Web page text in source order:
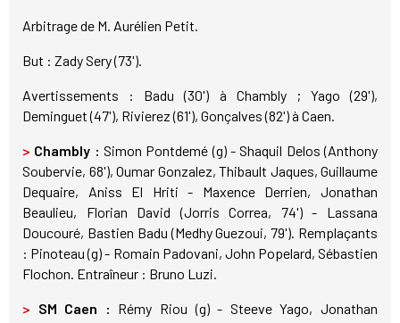
Arbitrage de M. Aurélien Petit.
But : Zady Sery (73').
Avertissements : Badu (30') à Chambly ; Yago (29'),
Deminguet (47'), Rivierez (61'), Gonçalves (82') à Caen.
> Chambly : Simon Pontdemé (g) - Shaquil Delos (Anthony
Soubervie, 68'), Oumar Gonzalez, Thibault Jaques, Guillaume
Dequaire, Aniss El Hriti - Maxence Derrien, Jonathan
Beaulieu, Florian David (Jorris Correa, 74') - Lassana
Doucouré, Bastien Badu (Medhy Guezoui, 79'). Remplaçants
: Pinoteau (g) - Romain Padovani, John Popelard, Sébastien
Flochon. Entraîneur : Bruno Luzi.
> SM Caen : Rémy Riou (g) - Steeve Yago, Jonathan